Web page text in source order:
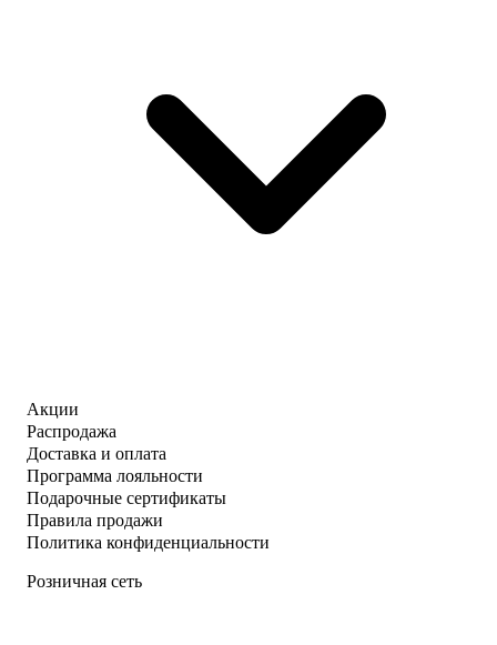
Акции
Распродажа
Доставка и оплата
Программа лояльности
Подарочные сертификаты
Правила продажи
Политика конфиденциальности
Розничная сеть